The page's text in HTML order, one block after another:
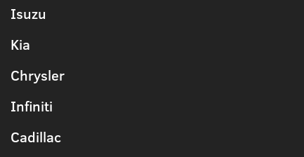
Isuzu
Kia
Chrysler
Infiniti
Cadillac